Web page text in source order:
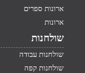
ארונות ספרים
ארונות
שולחנות
שולחנות עבודה
שולחנות קפה